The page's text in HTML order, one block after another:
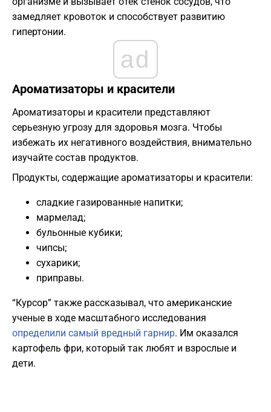
замедляет кровоток и способствует развитию
гипертонии.
ad
Ароматизаторы и красители
Ароматизаторы и красители представляют
серьезную угрозу для здоровья мозга. Чтобы
избежать их негативного воздействия, внимательно
изучайте состав продуктов.
Продукты, содержащие ароматизаторы и красители:
сладкие газированные напитки;
мармелад;
бульонные кубики;
чипсы;
сухарики;
приправы.
“Курсор” также рассказывал, что американские
ученые в ходе масштабного исследования
определили самый вредный гарнир. Им оказался
картофель фри, который так любят и взрослые и
дети.